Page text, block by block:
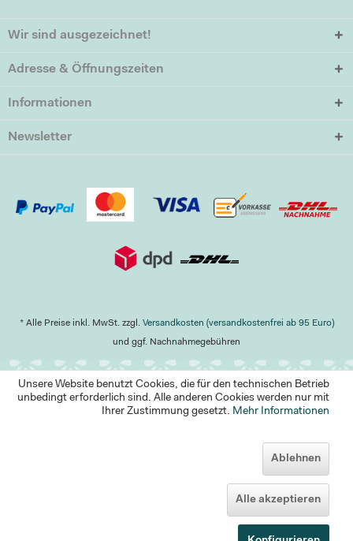
Wir sind ausgezeichnet!
Adresse & Öffnungszeiten
Informationen
Newsletter
* Alle Preise inkl. MwSt. zzgl. Versandkosten (versandkostenfrei ab 95 Euro)
und ggf. Nachnahmegebühren
Unsere Website benutzt Cookies, die für den technischen Betrieb
unbedingt erforderlich sind. Alle anderen Cookies werden nur mit
Ihrer Zustimmung gesetzt. Mehr Informationen
Ablehnen
Alle akzeptieren